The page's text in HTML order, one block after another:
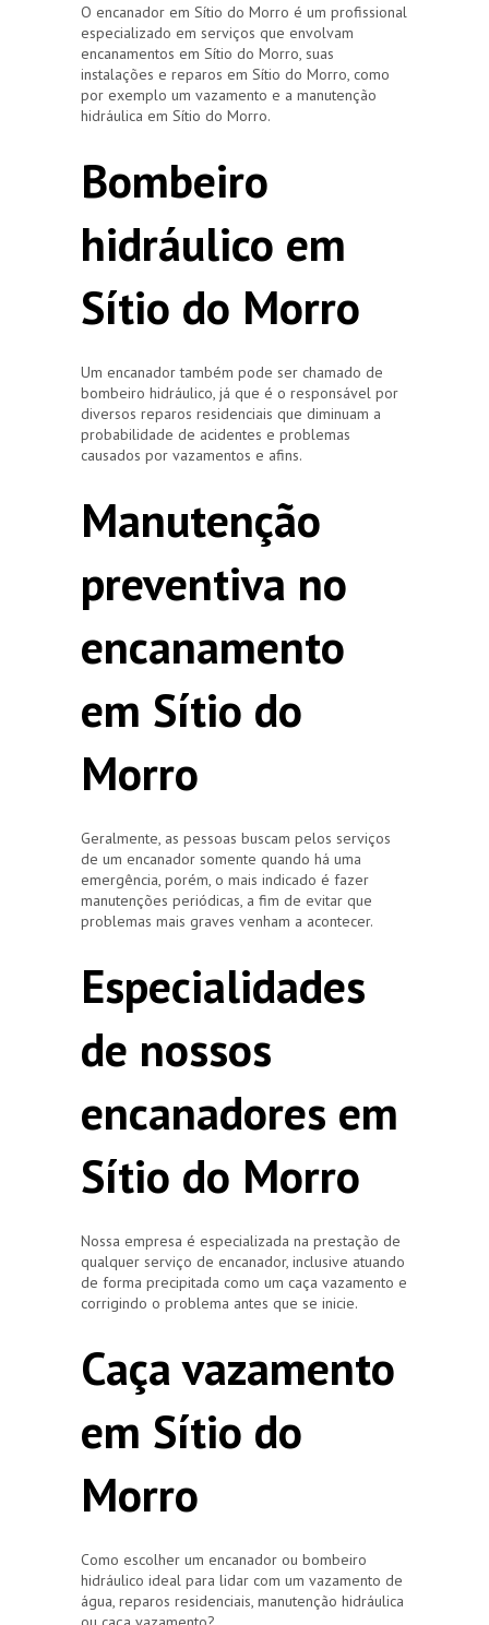
O encanador em Sítio do Morro é um profissional
especializado em serviços que envolvam
encanamentos em Sítio do Morro, suas
instalações e reparos em Sítio do Morro, como
por exemplo um vazamento e a manutenção
hidráulica em Sítio do Morro.
Bombeiro
hidráulico em
Sítio do Morro
Um encanador também pode ser chamado de
bombeiro hidráulico, já que é o responsável por
diversos reparos residenciais que diminuam a
probabilidade de acidentes e problemas
causados por vazamentos e afins.
Manutenção
preventiva no
encanamento
em Sítio do
Morro
Geralmente, as pessoas buscam pelos serviços
de um encanador somente quando há uma
emergência, porém, o mais indicado é fazer
manutenções periódicas, a fim de evitar que
problemas mais graves venham a acontecer.
Especialidades
de nossos
encanadores em
Sítio do Morro
Nossa empresa é especializada na prestação de
qualquer serviço de encanador, inclusive atuando
de forma precipitada como um caça vazamento e
corrigindo o problema antes que se inicie.
Caça vazamento
em Sítio do
Morro
Como escolher um encanador ou bombeiro
hidráulico ideal para lidar com um vazamento de
água, reparos residenciais, manutenção hidráulica